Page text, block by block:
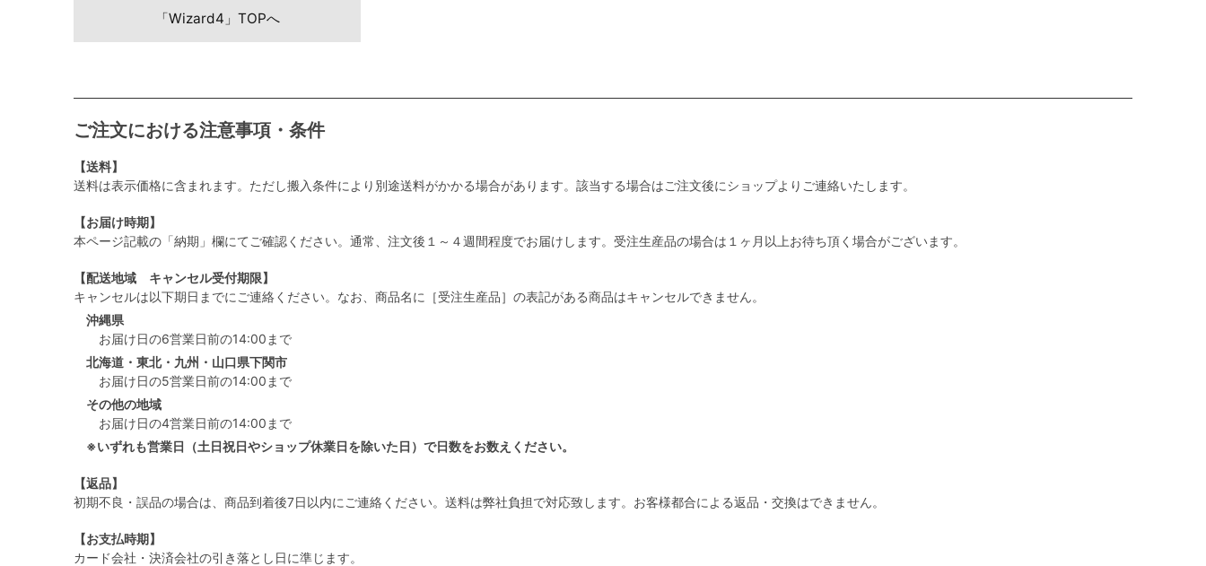
「Wizard4」TOPへ
ご注文における注意事項・条件
【送料】
送料は表示価格に含まれます。ただし搬入条件により別途送料がかかる場合があります。該当する場合はご注文後にショップよりご連絡いたします。
【お届け時期】
本ページ記載の「納期」欄にてご確認ください。通常、注文後１～４週間程度でお届けします。受注生産品の場合は１ヶ月以上お待ち頂く場合がございます。
【配送地域 キャンセル受付期限】
キャンセルは以下期日までにご連絡ください。なお、商品名に［受注生産品］の表記がある商品はキャンセルできません。
沖縄県
お届け日の6営業日前の14:00まで
北海道・東北・九州・山口県下関市
お届け日の5営業日前の14:00まで
その他の地域
お届け日の4営業日前の14:00まで
※いずれも営業日（土日祝日やショップ休業日を除いた日）で日数をお数えください。
【返品】
初期不良・誤品の場合は、商品到着後7日以内にご連絡ください。送料は弊社負担で対応致します。お客様都合による返品・交換はできません。
【お支払時期】
カード会社・決済会社の引き落とし日に準じます。